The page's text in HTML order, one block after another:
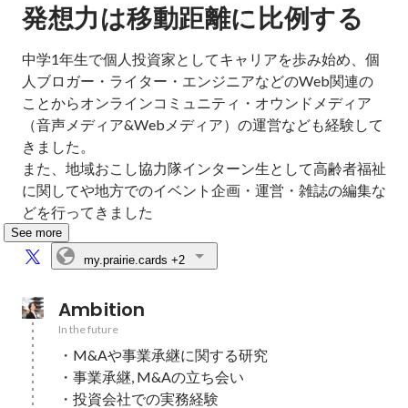
発想力は移動距離に比例する
中学1年生で個人投資家としてキャリアを歩み始め、個
人ブロガー・ライター・エンジニアなどのWeb関連の
ことからオンラインコミュニティ・オウンドメディア
（音声メディア&Webメディア）の運営なども経験して
きました。
また、地域おこし協力隊インターン生として高齢者福祉
に関してや地方でのイベント企画・運営・雑誌の編集な
どを行ってきました
See more
my.prairie.cards +2
Ambition
In the future
・M&Aや事業承継に関する研究
・事業承継, M&Aの立ち会い
・投資会社での実務経験